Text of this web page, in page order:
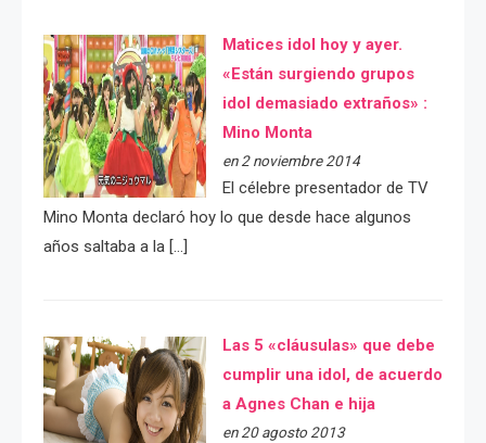
Matices idol hoy y ayer.
«Están surgiendo grupos
idol demasiado extraños» :
Mino Monta
en 2 noviembre 2014
El célebre presentador de TV
Mino Monta declaró hoy lo que desde hace algunos
años saltaba a la […]
Las 5 «cláusulas» que debe
cumplir una idol, de acuerdo
a Agnes Chan e hija
en 20 agosto 2013